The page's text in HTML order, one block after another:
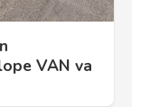
VAN va